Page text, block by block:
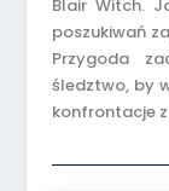
Blair Witch.
poszukiwań
Przygoda
śledztwo, by
konfrontacje